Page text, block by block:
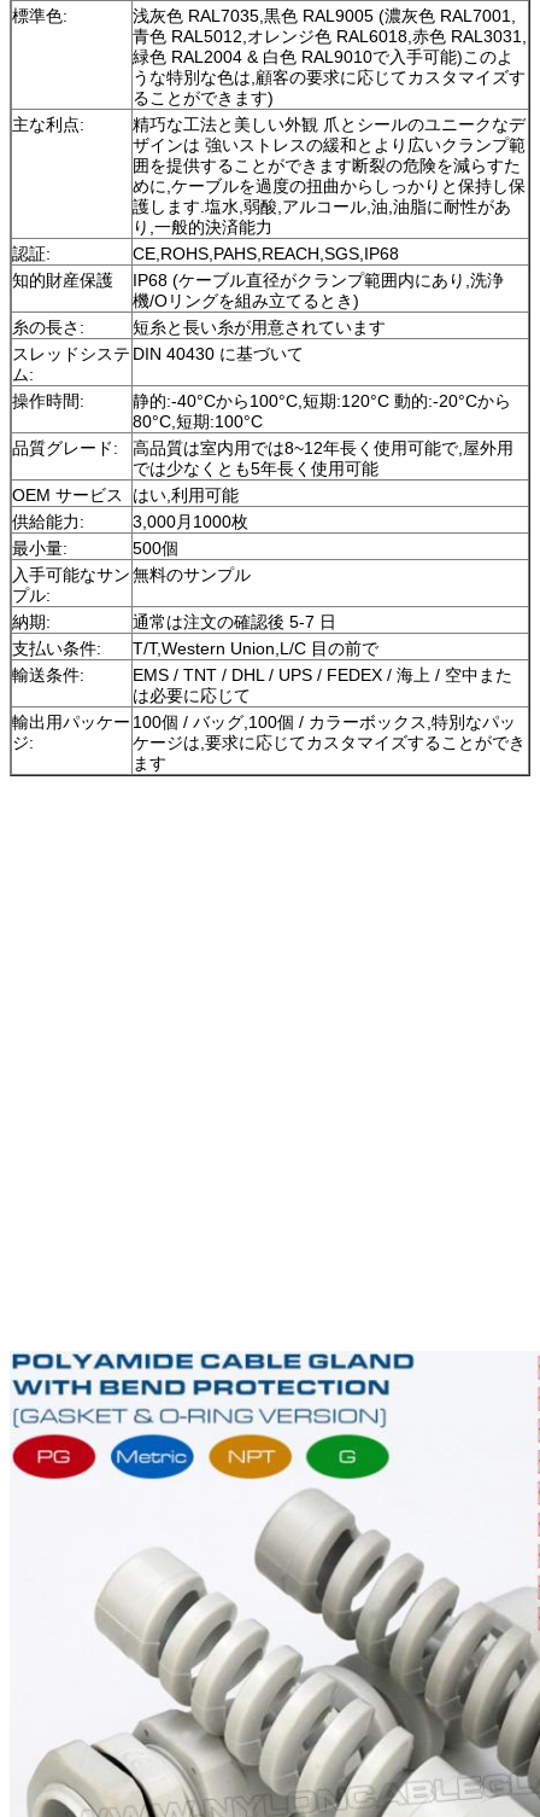
標準色:
浅灰色 RAL7035,黒色 RAL9005 (濃灰色 RAL7001,
青色 RAL5012,オレンジ色 RAL6018,赤色 RAL3031,
緑色 RAL2004 & 白色 RAL9010で入手可能)このよ
うな特別な色は,顧客の要求に応じてカスタマイズす
ることができます)
主な利点:
精巧な工法と美しい外観 爪とシールのユニークなデ
ザインは 強いストレスの緩和とより広いクランプ範
囲を提供することができます断裂の危険を減らすた
めに,ケーブルを過度の扭曲からしっかりと保持し保
護します.塩水,弱酸,アルコール,油,油脂に耐性があ
り,一般的決済能力
認証:
CE,ROHS,PAHS,REACH,SGS,IP68
知的財産保護
IP68 (ケーブル直径がクランプ範囲内にあり,洗浄
機/Oリングを組み立てるとき)
糸の長さ:
短糸と長い糸が用意されています
スレッドシステ
ム:
DIN 40430 に基づいて
操作時間:
静的:-40°Cから100°C,短期:120°C 動的:-20°Cから
80°C,短期:100°C
品質グレード:
高品質は室内用では8~12年長く使用可能で,屋外用
では少なくとも5年長く使用可能
OEM サービス
はい,利用可能
供給能力:
3,000月1000枚
最小量:
500個
入手可能なサン
プル:
無料のサンプル
納期:
通常は注文の確認後 5-7 日
支払い条件:
T/T,Western Union,L/C 目の前で
輸送条件:
EMS / TNT / DHL / UPS / FEDEX / 海上 / 空中また
は必要に応じて
輸出用パッケー
ジ:
100個 / バッグ,100個 / カラーボックス,特別なパッ
ケージは,要求に応じてカスタマイズすることができ
ます